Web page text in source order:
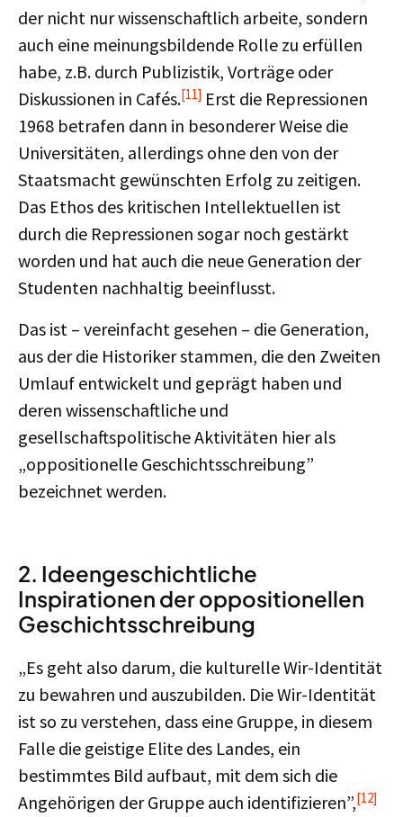
der nicht nur wissenschaftlich arbeite, sondern
auch eine meinungsbildende Rolle zu erfüllen
habe, z.B. durch Publizistik, Vorträge oder
Diskussionen in Cafés.[11] Erst die Repressionen
1968 betrafen dann in besonderer Weise die
Universitäten, allerdings ohne den von der
Staatsmacht gewünschten Erfolg zu zeitigen.
Das Ethos des kritischen Intellektuellen ist
durch die Repressionen sogar noch gestärkt
worden und hat auch die neue Generation der
Studenten nachhaltig beeinflusst.
Das ist – vereinfacht gesehen – die Generation,
aus der die Historiker stammen, die den Zweiten
Umlauf entwickelt und geprägt haben und
deren wissenschaftliche und
gesellschaftspolitische Aktivitäten hier als
„oppositionelle Geschichtsschreibung”
bezeichnet werden.
2. Ideengeschichtliche
Inspirationen der oppositionellen
Geschichtsschreibung
„Es geht also darum, die kulturelle Wir-Identität
zu bewahren und auszubilden. Die Wir-Identität
ist so zu verstehen, dass eine Gruppe, in diesem
Falle die geistige Elite des Landes, ein
bestimmtes Bild aufbaut, mit dem sich die
Angehörigen der Gruppe auch identifizieren”,[12]